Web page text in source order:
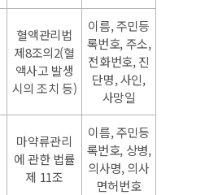
혈액관리법
제8조의2(혈
액사고 발생
시의 조치 등)
이름, 주민등
록번호, 주소,
전화번호, 진
단명, 사인,
사망일
마약류관리
에 관한 법률
제 11조
이름, 주민등
록번호, 상병,
의사명, 의사
면허번호